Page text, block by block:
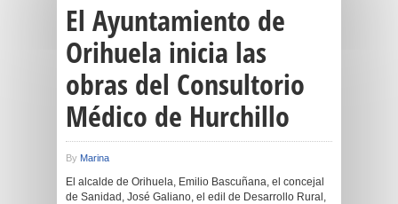
El Ayuntamiento de
Orihuela inicia las
obras del Consultorio
Médico de Hurchillo
By Marina
El alcalde de Orihuela, Emilio Bascuñana, el concejal
de Sanidad, José Galiano, el edil de Desarrollo Rural,